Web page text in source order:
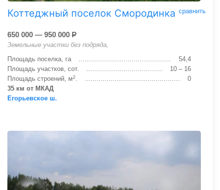
сравнить
Коттеджный поселок Смородинка
650 000 — 950 000 Р
Земельные участки без подряда,
Площадь поселка, га
54,4
Площадь участков, сот.
10 – 16
Площадь строений, м2.
0
35 км от МКАД
Егорьевское ш.